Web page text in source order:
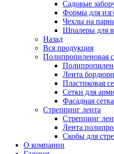
Садовые
Формы для
Чехлы на
Шпалеры для
Назад
Вся продукция
Полипропиленовая
Лента
Пластиковая
Сетки для
Фасадная сетка
Стреппинг лента
Стреппинг
Лента
Скобы для
О компании